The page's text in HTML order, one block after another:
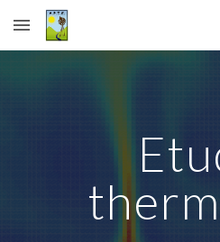
Skip to main content